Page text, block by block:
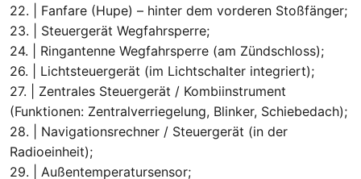
22. | Fanfare (Hupe) – hinter dem vorderen Stoßfänger;
23. | Steuergerät Wegfahrsperre;
24. | Ringantenne Wegfahrsperre (am Zündschloss);
26. | Lichtsteuergerät (im Lichtschalter integriert);
27. | Zentrales Steuergerät / Kombiinstrument
(Funktionen: Zentralverriegelung, Blinker, Schiebedach);
28. | Navigationsrechner / Steuergerät (in der
Radioeinheit);
29. | Außentemperatursensor;